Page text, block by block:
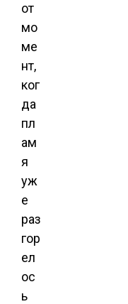
от
мо
ме
нт,
ког
да
пл
ам
я
уж
е
раз
гор
ел
ос
ь